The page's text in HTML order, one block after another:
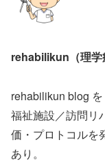
rehabilikun（理学
rehabilikun blog
福祉施設／訪問リ
価・プロトコルを
あり。